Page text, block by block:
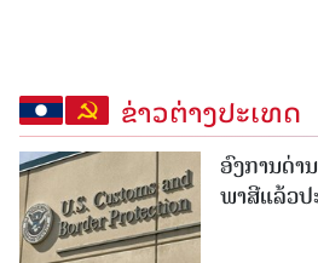
ຂ່າວຕ່າງປະເທດ
ອົງການດ່າ
ພາສີແລ້ວປ